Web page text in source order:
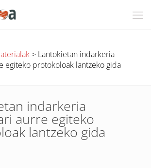
> Lantokietan indarkeria
egiteko protokoloak lantzeko gida
indarkeria
aurre egiteko
lantzeko gida